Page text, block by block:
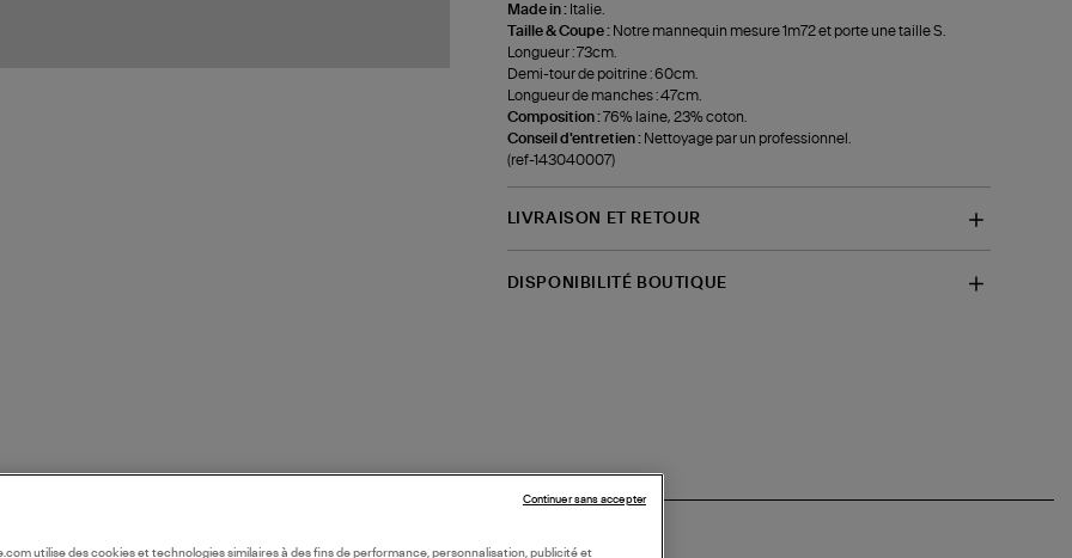
Made in : Italie.
Taille & Coupe : Notre mannequin mesure 1m72 et porte une taille S.
Longueur : 73cm.
Demi-tour de poitrine : 60cm.
Longueur de manches : 47cm.
Composition :76% laine, 23% coton.
Conseil d'entretien : Nettoyage par un professionnel.
(ref-143040007)
LIVRAISON ET RETOUR
DISPONIBILITÉ BOUTIQUE
utilise des cookies et technologies similaires à des fins de performance, personnalisation, publicité et
Continuer sans accepter